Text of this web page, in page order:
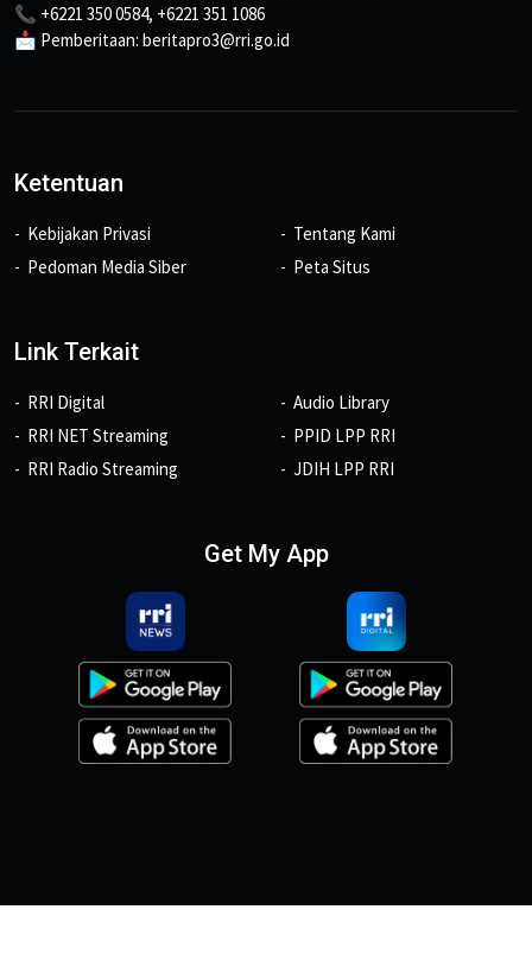
📞 +6221 350 0584, +6221 351 1086
📩 Pemberitaan: beritapro3@rri.go.id
Ketentuan
Kebijakan Privasi
Pedoman Media Siber
Tentang Kami
Peta Situs
Link Terkait
RRI Digital
RRI NET Streaming
RRI Radio Streaming
Audio Library
PPID LPP RRI
JDIH LPP RRI
Get My App